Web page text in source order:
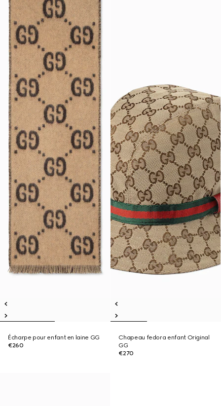
Écharpe pour enfant en laine GG
€260
Chapeau fedora enfant Original
GG
€270